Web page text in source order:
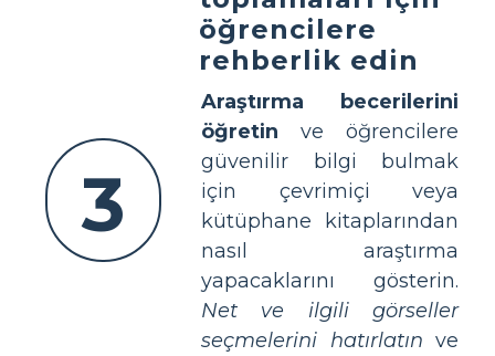
3
öğrencilere
rehberlik edin
Araştırma becerilerini
öğretin ve öğrencilere
güvenilir bilgi bulmak
için çevrimiçi veya
kütüphane kitaplarından
nasıl araştırma
yapacaklarını gösterin.
Net ve ilgili görseller
seçmelerini hatırlatın ve